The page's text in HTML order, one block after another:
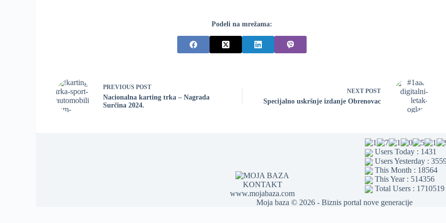
Podeli na mrežama:
PREVIOUS POST
Nacionalna karting trka – Nagrada
Surčina 2024.
NEXT POST
Specijalno uskršnje izdanje Obrenovac
KONTAKT
www.mojabaza.com
Users Today : 1431
Users Yesterday :
This Month : 18564
This Year : 514356
Total Users : 1710519
Moja baza © 2026 - Biznis portal nove generacije